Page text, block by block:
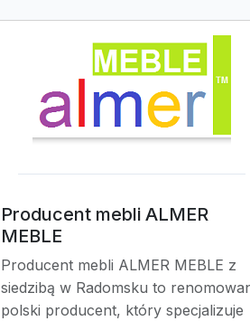
Producent mebli ALMER
MEBLE
Producent mebli ALMER MEBLE z
siedzibą w Radomsku to
polski producent, który specjalizuje